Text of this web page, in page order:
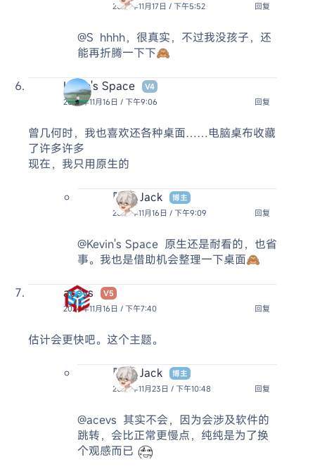
2024年11月17日 / 下午5:52
回复
@S hhhh，很真实，不过我没孩子，还
能再折腾一下下🙈
Kevin's Space
V4
2024年11月16日 / 下午9:06
回复
曾几何时，我也喜欢还各种桌面……电脑桌布收藏
了许多许多
现在，我只用原生的
阿杰 Jack
博主
2024年11月16日 / 下午9:09
回复
@Kevin's Space 原生还是耐看的，也省
事。我也是借助机会整理一下桌面🙈
acevs
V5
2024年11月16日 / 下午7:40
回复
估计会更快吧。这个主题。
阿杰 Jack
博主
2024年11月23日 / 下午10:48
回复
@acevs 其实不会，因为会涉及软件的
跳转，会比正常更慢点，纯纯是为了换
个观感而已